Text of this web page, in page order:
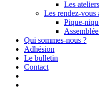
Les ateliers
Les rendez-vous
Pique-
Qui sommes-nous ?
Adhésion
Le bulletin
Contact